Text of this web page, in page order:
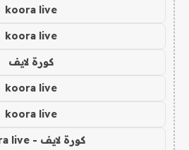
koora live
koora live
كورة لايف
koora live
koora live
كورة لايف - koora live